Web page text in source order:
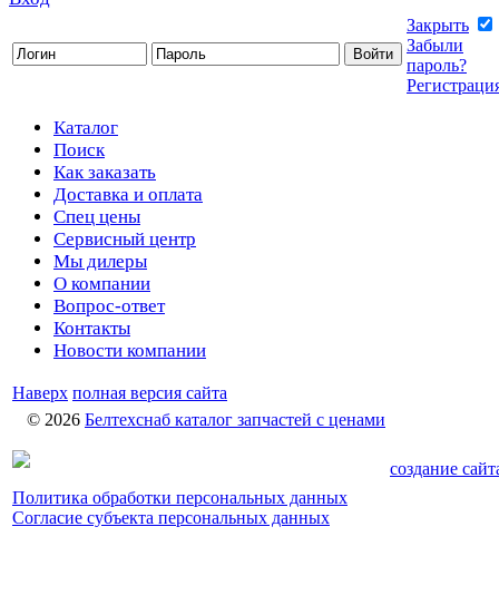
Закрыть
Забыли
пароль?
Каталог
Поиск
Как заказать
Доставка и оплата
Спец цены
Сервисный центр
Мы дилеры
О компании
Вопрос-ответ
Контакты
Новости компании
Наверх полная версия сайта
© 2026 Белтехснаб каталог запчастей c ценами
Политика обработки персональных данных
Согласие субъекта персональных данных
создание